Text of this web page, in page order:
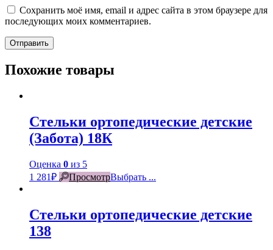
Сохранить моё имя, email и адрес сайта в этом браузере для
последующих моих комментариев.
Похожие товары
Стельки ортопедические детские
(Забота) 18К
Оценка 0 из 5
1 281₽ ПросмотрВыбрать ...
Стельки ортопедические детские
138